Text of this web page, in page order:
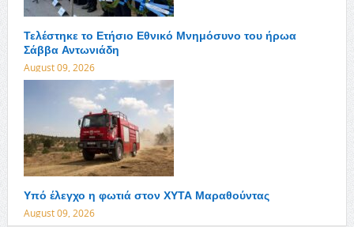
Τελέστηκε το Ετήσιο Εθνικό Μνημόσυνο του ήρωα
Σάββα Αντωνιάδη
August 09, 2026
Υπό έλεγχο η φωτιά στον ΧΥΤΑ Μαραθούντας
August 09, 2026